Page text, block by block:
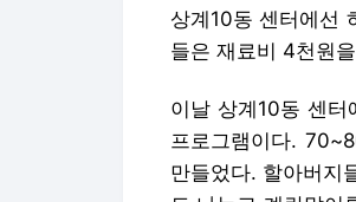
상계10동 센터에선
들은 재료비 4천원
이날 상계10동 센터
프로그램이다.
만들었다. 할아버지